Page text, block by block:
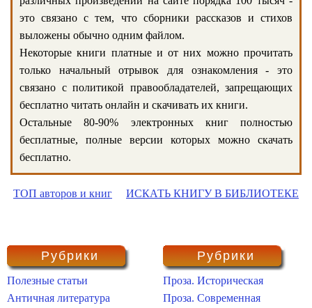
это связано с тем, что сборники рассказов и стихов
выложены обычно одним файлом.
Некоторые книги платные и от них можно прочитать
только начальный отрывок для ознакомления - это
связано с политикой правообладателей, запрещающих
бесплатно читать онлайн и скачивать их книги.
Остальные 80-90% электронных книг полностью
бесплатные, полные версии которых можно скачать
бесплатно.
ТОП авторов и книг ИСКАТЬ КНИГУ В БИБЛИОТЕКЕ
Рубрики
Полезные статьи
Античная литература
Рубрики
Проза. Историческая
Проза. Современная